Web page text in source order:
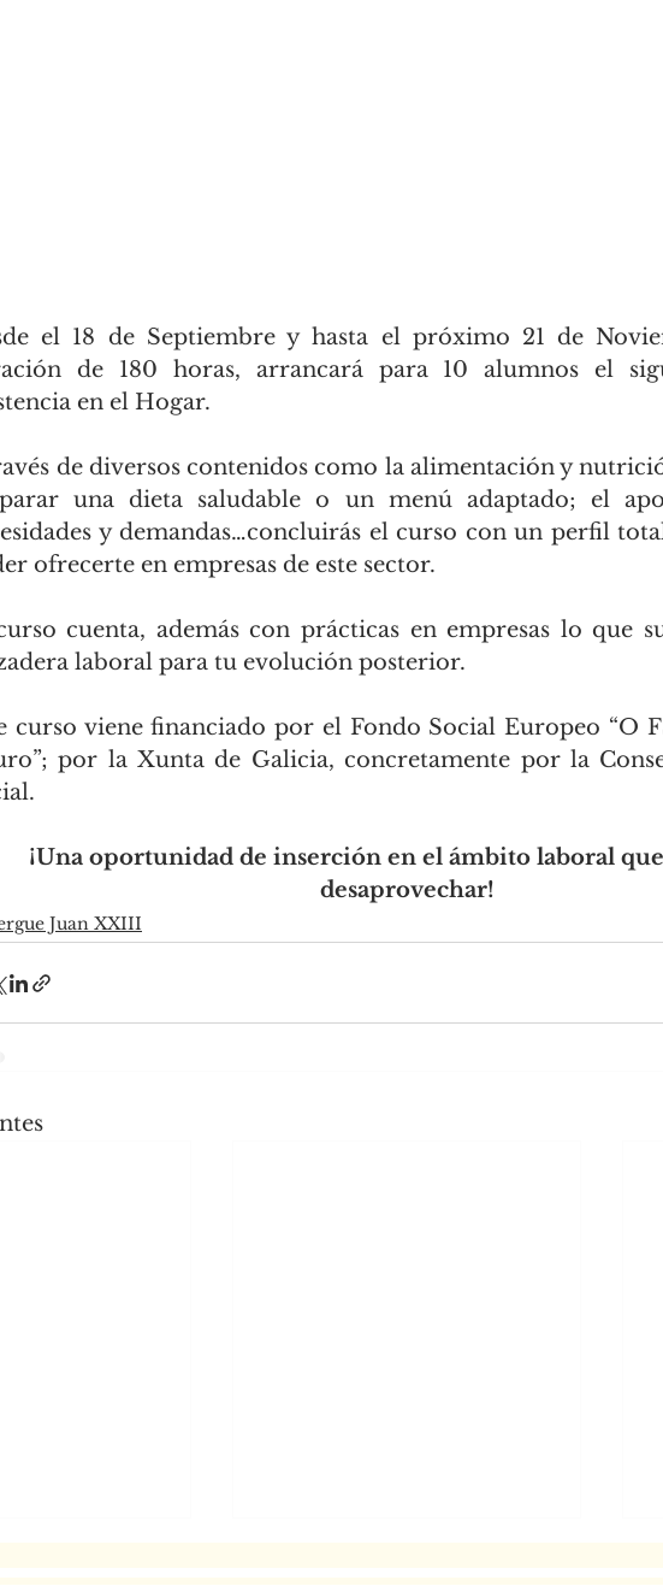
el 18 de Septiembre y hasta el próximo 21 de
de 180 horas, arrancará para 10 alumnos el
en el Hogar.
de diversos contenidos como la alimentación y
una dieta saludable o un menú adaptado; el
y demandas…concluirás el curso con un perfil
ofrecerte en empresas de este sector.
cuenta, además con prácticas en empresas lo que
laboral para tu evolución posterior.
curso viene financiado por el Fondo Social Europeo “O
por la Xunta de Galicia, concretamente por la
¡Una oportunidad de inserción en el ámbito laboral
desaprovechar!
Juan XXIII